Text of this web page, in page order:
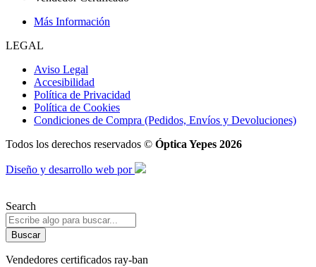
Más Información
LEGAL
Aviso Legal
Accesibilidad
Política de Privacidad
Política de Cookies
Condiciones de Compra (Pedidos, Envíos y Devoluciones)
Todos los derechos reservados © Óptica Yepes 2026
Diseño y desarrollo web por
Search
Buscar
Vendedores certificados ray-ban